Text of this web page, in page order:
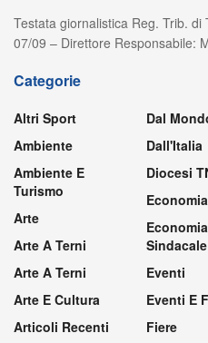
Testata giornalistica Reg. Trib.
07/09 – Direttore Responsabile:
Categorie
Altri Sport
Ambiente
Ambiente E
Turismo
Arte
Arte A Terni
Arte A Terni
Arte E Cultura
Articoli Recenti
Dal
Dall'Italia
Diocesi
Economia
Sindacale
Eventi
Eventi E
Fiere